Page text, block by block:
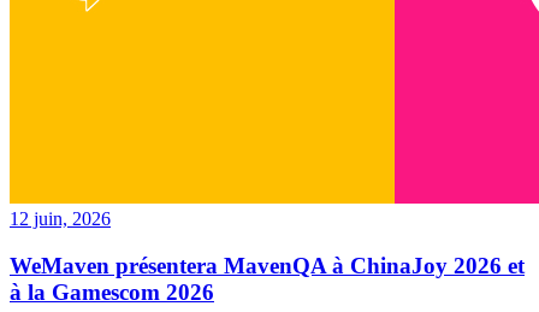
12 juin, 2026
WeMaven présentera MavenQA à ChinaJoy 2026 et
à la Gamescom 2026